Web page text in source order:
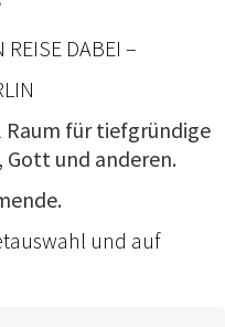
REISE DABEI –
Raum für tiefgründige
und anderen.
und auf